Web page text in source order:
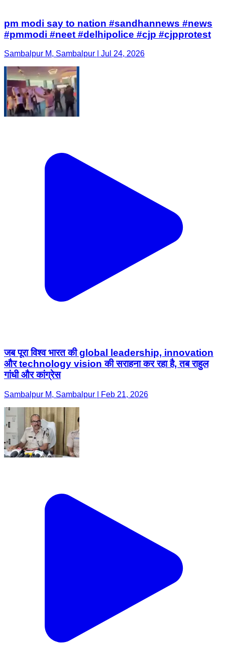
pm modi say to nation #sandhannews #news
#pmmodi #neet #delhipolice #cjp #cjpprotest
Sambalpur M, Sambalpur | Jul 24, 2026
जब पूरा विश्व भारत की global leadership, innovation
और technology vision की सराहना कर रहा है, तब राहुल
गांधी और कांग्रेस
Sambalpur M, Sambalpur | Feb 21, 2026